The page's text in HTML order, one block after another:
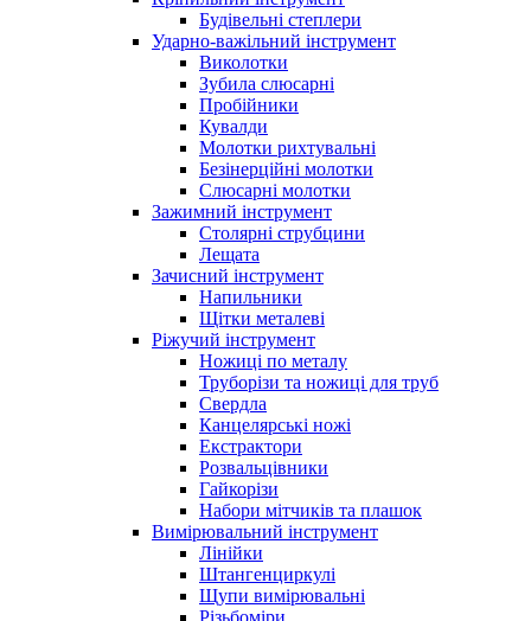
Будівельні степлери
Ударно-важільний інструмент
Виколотки
Зубила слюсарні
Пробійники
Кувалди
Молотки рихтувальні
Безінерційні молотки
Слюсарні молотки
Зажимний інструмент
Столярні струбцини
Лещата
Зачисний інструмент
Напильники
Щітки металеві
Ріжучий інструмент
Ножиці по металу
Труборізи та ножиці для труб
Свердла
Канцелярські ножі
Екстрактори
Розвальцівники
Гайкорізи
Набори мітчиків та плашок
Вимірювальний інструмент
Лінійки
Штангенциркулі
Щупи вимірювальні
Різьбоміри